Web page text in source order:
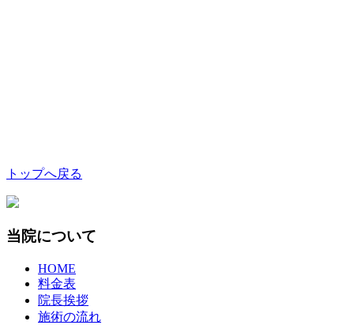
トップへ戻る
当院について
HOME
料金表
院長挨拶
施術の流れ